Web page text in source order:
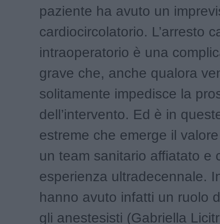
paziente ha avuto un
cardiocircolatorio. L’arresto
intraoperatorio è una
grave che, anche qualora
solitamente impedisce la
dell’intervento. Ed è in
estreme che emerge il
un team sanitario affiatato e
esperienza ultradecennale.
hanno avuto infatti un ruolo
gli anestesisti (Gabriella